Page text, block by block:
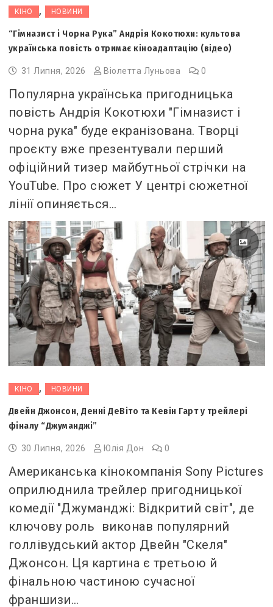
КІНО , НОВИНИ
“Гімназист і Чорна Рука” Андрія Кокотюхи: культова
українська повість отримає кіноадаптацію (відео)
31 Липня, 2026 Віолетта Луньова 0
Популярна українська пригодницька
повість Андрія Кокотюхи "Гімназист і
чорна рука" буде екранізована. Творці
проєкту вже презентували перший
офіційний тизер майбутньої стрічки на
YouTube. Про сюжет У центрі сюжетної
лінії опиняється…
КІНО , НОВИНИ
Двейн Джонсон, Денні ДеВіто та Кевін Гарт у трейлері
фіналу “Джуманджі”
30 Липня, 2026 Юлія Дон 0
Американська кінокомпанія Sony Pictures
оприлюднила трейлер пригодницької
комедії "Джуманджі: Відкритий світ", де
ключову роль виконав популярний
голлівудський актор Двейн "Скеля"
Джонсон. Ця картина є третьою й
фінальною частиною сучасної
франшизи…